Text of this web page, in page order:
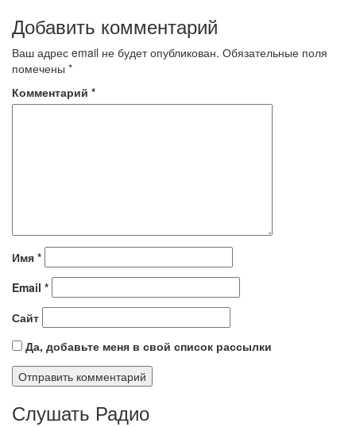
Добавить комментарий
Ваш адрес email не будет опубликован. Обязательные поля
помечены *
Комментарий *
Имя *
Email *
Сайт
Да, добавьте меня в свой список рассылки
Слушать Радио